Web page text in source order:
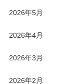
2026年5月
2026年4月
2026年3月
2026年2月